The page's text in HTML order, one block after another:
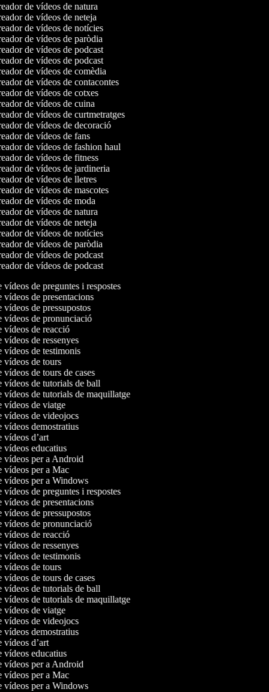
de vídeos de natura
de vídeos de neteja
de vídeos de notícies
de vídeos de paròdia
de vídeos de podcast
de vídeos de podcast
de vídeos de comèdia
de vídeos de contacontes
de vídeos de cotxes
de vídeos de cuina
de vídeos de curtmetratges
de vídeos de decoració
de vídeos de fans
de vídeos de fashion haul
de vídeos de fitness
de vídeos de jardineria
de vídeos de lletres
de vídeos de mascotes
de vídeos de moda
de vídeos de natura
de vídeos de neteja
de vídeos de notícies
de vídeos de paròdia
de vídeos de podcast
de vídeos de podcast
vídeos de preguntes i respostes
vídeos de presentacions
vídeos de pressupostos
vídeos de pronunciació
vídeos de reacció
vídeos de ressenyes
vídeos de testimonis
vídeos de tours
vídeos de tours de cases
vídeos de tutorials de ball
vídeos de tutorials de maquillatge
vídeos de viatge
vídeos de videojocs
vídeos demostratius
vídeos d’art
vídeos educatius
vídeos per a Android
vídeos per a Mac
vídeos per a Windows
vídeos de preguntes i respostes
vídeos de presentacions
vídeos de pressupostos
vídeos de pronunciació
vídeos de reacció
vídeos de ressenyes
vídeos de testimonis
vídeos de tours
vídeos de tours de cases
vídeos de tutorials de ball
vídeos de tutorials de maquillatge
vídeos de viatge
vídeos de videojocs
vídeos demostratius
vídeos d’art
vídeos educatius
vídeos per a Android
vídeos per a Mac
vídeos per a Windows